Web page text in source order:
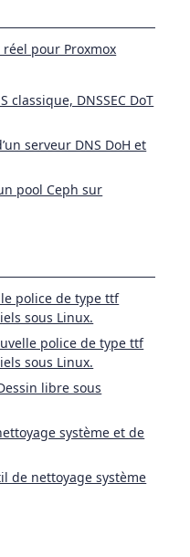
pour Proxmox
DNSSEC DoT
serveur DNS DoH et
pool Ceph sur
police de type ttf
sous Linux.
police de type ttf
sous Linux.
libre sous
système et de
de nettoyage système